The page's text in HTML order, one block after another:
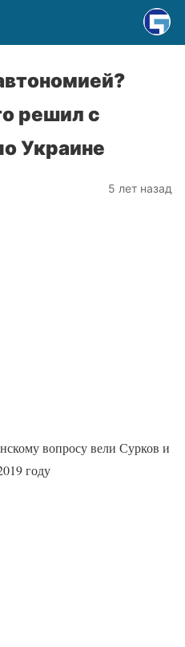
решил с
Украине
5 лет назад
вопросу вели Сурков и
году